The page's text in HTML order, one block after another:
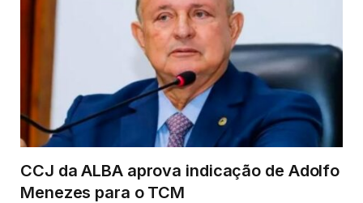
CCJ da ALBA aprova indicação de Adolfo
Menezes para o TCM